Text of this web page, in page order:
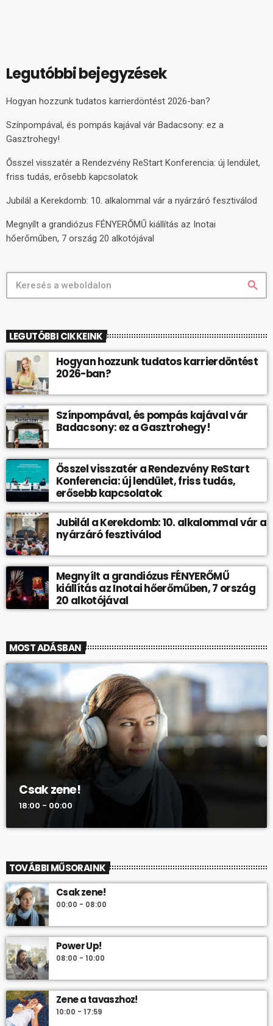
Legutóbbi bejegyzések
Hogyan hozzunk tudatos karrierdöntést 2026-ban?
Színpompával, és pompás kajával vár Badacsony: ez a
Gasztrohegy!
Ősszel visszatér a Rendezvény ReStart Konferencia: új lendület,
friss tudás, erősebb kapcsolatok
Jubilál a Kerekdomb: 10. alkalommal vár a nyárzáró fesztiválod
Megnyílt a grandiózus FÉNYERŐMŰ kiállítás az Inotai
hőerőműben, 7 ország 20 alkotójával
search
LEGUTÓBBI CIKKEINK
Hogyan hozzunk tudatos karrierdöntést
2026-ban?
Színpompával, és pompás kajával vár
Badacsony: ez a Gasztrohegy!
Ősszel visszatér a Rendezvény ReStart
Konferencia: új lendület, friss tudás,
erősebb kapcsolatok
Jubilál a Kerekdomb: 10. alkalommal vár a
nyárzáró fesztiválod
Megnyílt a grandiózus FÉNYERŐMŰ
kiállítás az Inotai hőerőműben, 7 ország
20 alkotójával
MOST ADÁSBAN
Csak zene!
18:00 - 00:00
TOVÁBBI MŰSORAINK
Csak zene!
00:00 - 08:00
Power Up!
08:00 - 10:00
Zene a tavaszhoz!
10:00 - 17:59